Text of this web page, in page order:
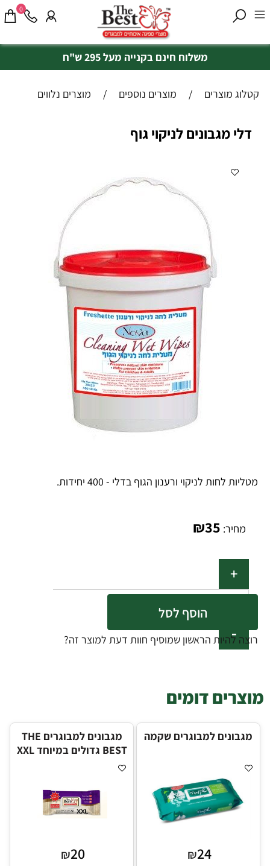
משלוח חינם בקנייה מעל 295 ש"ח
0
קטלוג מוצרים / מוצרים נוספים / מוצרים נלווים
דלי מגבונים לניקוי גוף
מטליות לחות לניקוי ורענון הגוף בדלי - 400 יחידות.
מחיר: ₪35
הוסף לסל
רוצה להיות הראשון שמוסיף חוות דעת למוצר זה?
מוצרים דומים
מגבונים למבוגרים שקמה
₪24
מגבונים למבוגרים THE
BEST גדולים במיוחד XXL
₪20